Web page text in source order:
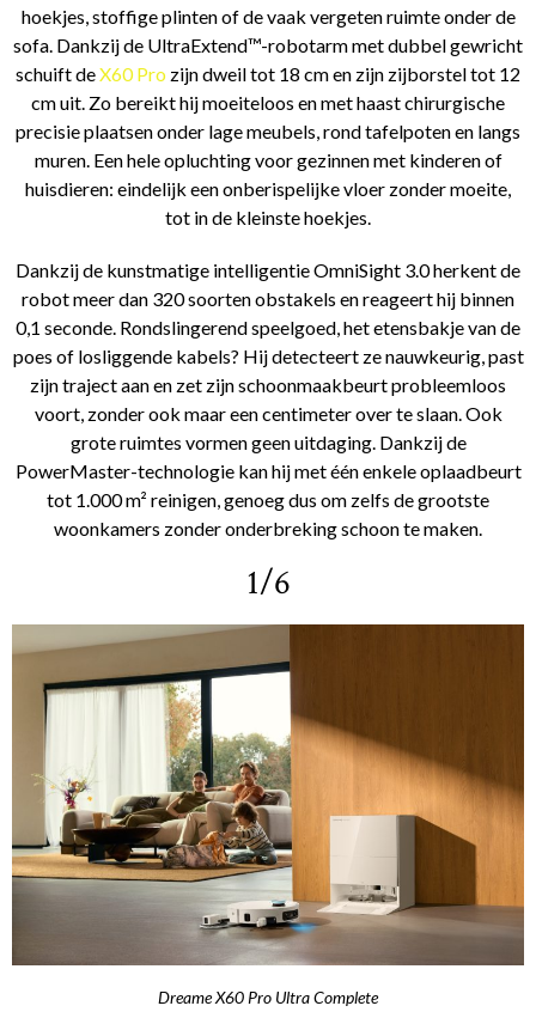
hoekjes, stoffige plinten of de vaak vergeten ruimte onder de
sofa. Dankzij de UltraExtend™-robotarm met dubbel gewricht
schuift deX60 Pro zijn dweil tot 18 cm en zijn zijborstel tot 12
cm uit. Zo bereikt hij moeiteloos en met haast chirurgische
precisie plaatsen onder lage meubels, rond tafelpoten en langs
muren. Een hele opluchting voor gezinnen met kinderen of
huisdieren: eindelijk een onberispelijke vloer zonder moeite,
tot in de kleinste hoekjes.
Dankzij de kunstmatige intelligentie OmniSight 3.0 herkent de
robot meer dan 320 soorten obstakels en reageert hij binnen
0,1 seconde. Rondslingerend speelgoed, het etensbakje van de
poes of losliggende kabels? Hij detecteert ze nauwkeurig, past
zijn traject aan en zet zijn schoonmaakbeurt probleemloos
voort, zonder ook maar een centimeter over te slaan. Ook
grote ruimtes vormen geen uitdaging. Dankzij de
PowerMaster-technologie kan hij met één enkele oplaadbeurt
tot 1.000 m² reinigen, genoeg dus om zelfs de grootste
woonkamers zonder onderbreking schoon te maken.
1/6
Dreame X60 Pro Ultra Complete